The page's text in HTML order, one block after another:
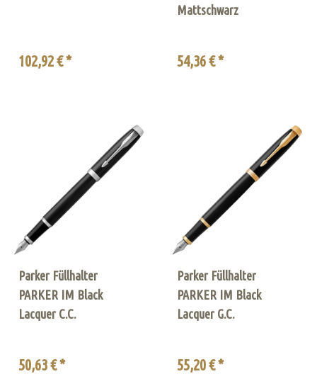
102,92 € *
Mattschwarz
54,36 € *
Parker Füllhalter
PARKER IM Black
Lacquer C.C.
50,63 € *
Parker Füllhalter
PARKER IM Black
Lacquer G.C.
55,20 € *